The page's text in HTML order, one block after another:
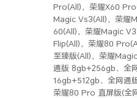
Pro(All)，荣耀X60
Magic Vs3(All)，荣耀
60(All)，荣耀Magic
Flip(All)，荣耀80
至臻版(All)，荣耀
通版 8gb+256gb、全
16gb+512gb、全网通
荣耀80 Pro 直屏版(全